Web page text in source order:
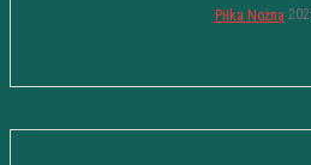
Piłka Nożna